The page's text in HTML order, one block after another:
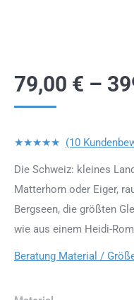
79,00 € –
★★★★★ (10
Die Schweiz: kleines
Matterhorn oder Eiger,
Bergseen, die größten
wie aus einem Heidi-
Beratung Material /